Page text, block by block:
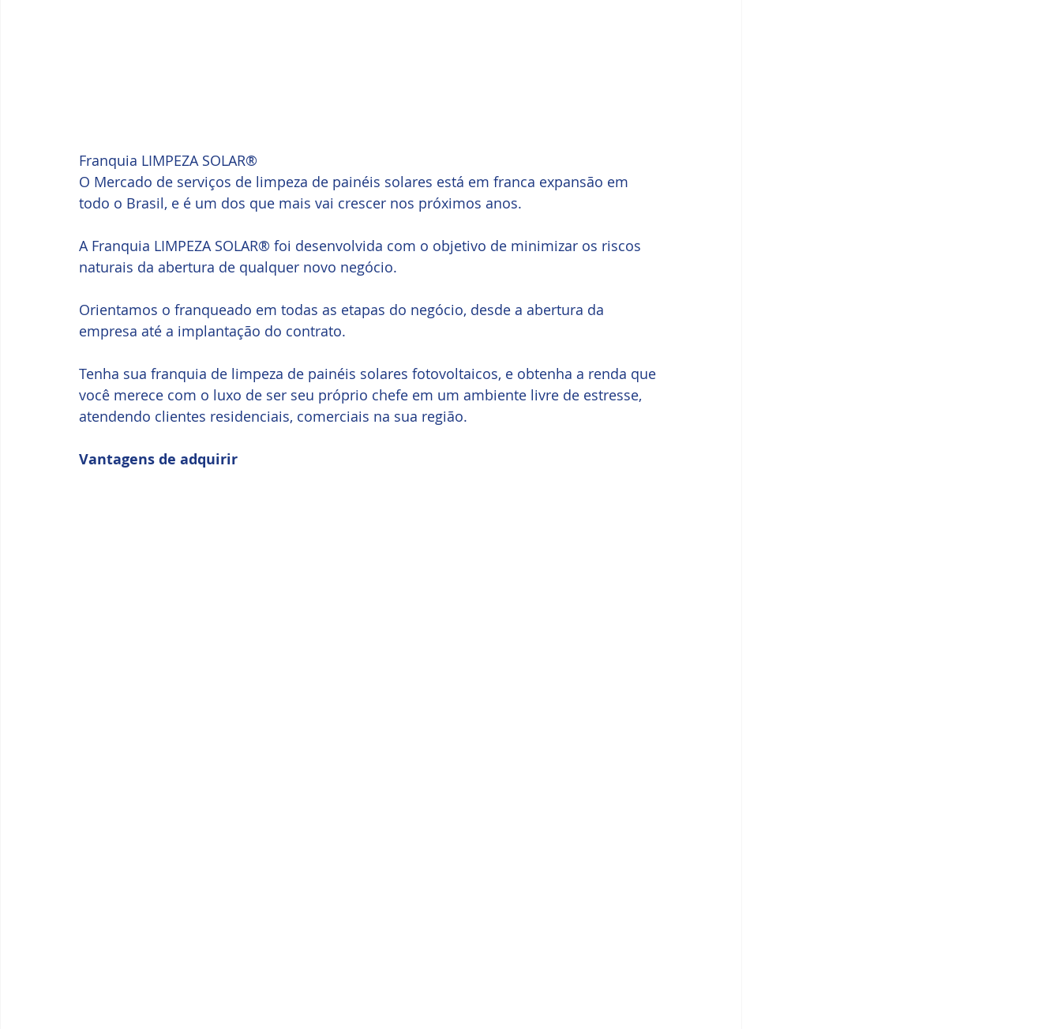
Franquia LIMPEZA SOLAR®
O Mercado de serviços de limpeza de painéis solares está em franca expansão em
todo o Brasil, e é um dos que mais vai crescer nos próximos anos.
A Franquia LIMPEZA SOLAR® foi desenvolvida com o objetivo de minimizar os riscos
naturais da abertura de qualquer novo negócio.
Orientamos o franqueado em todas as etapas do negócio, desde a abertura da
empresa até a implantação do contrato.
Tenha sua franquia de limpeza de painéis solares fotovoltaicos, e obtenha a renda que
você merece com o luxo de ser seu próprio chefe em um ambiente livre de estresse,
atendendo clientes residenciais, comerciais na sua região.
Vantagens de adquirir